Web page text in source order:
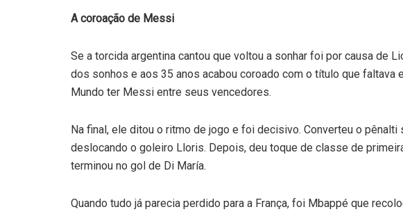
A coroação de Messi
Se a torcida argentina cantou que voltou a sonhar foi por causa de
dos sonhos e aos 35 anos acabou coroado com o título que faltava
Mundo ter Messi entre seus vencedores.
Na final, ele ditou o ritmo de jogo e foi decisivo. Converteu o
deslocando o goleiro Lloris. Depois, deu toque de classe de
terminou no gol de Di María.
Quando tudo já parecia perdido para a França, foi Mbappé que